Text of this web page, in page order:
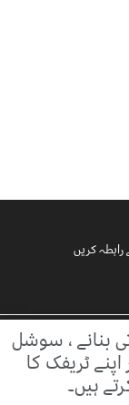
کریں
بنانے ، سوشل
ٹریفک کا
ہیں۔